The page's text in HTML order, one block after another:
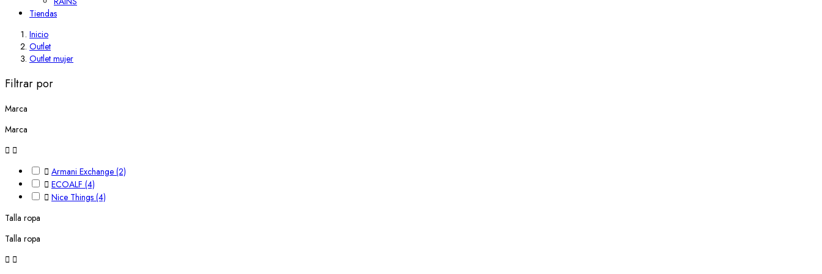
Tiendas
Inicio
Outlet
Outlet mujer
Filtrar por
Marca
Marca
 
 Armani Exchange (2)
 ECOALF (4)
 Nice Things (4)
Talla ropa
Talla ropa
 